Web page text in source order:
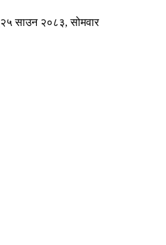
२५ साउन २०८३, सोमवार